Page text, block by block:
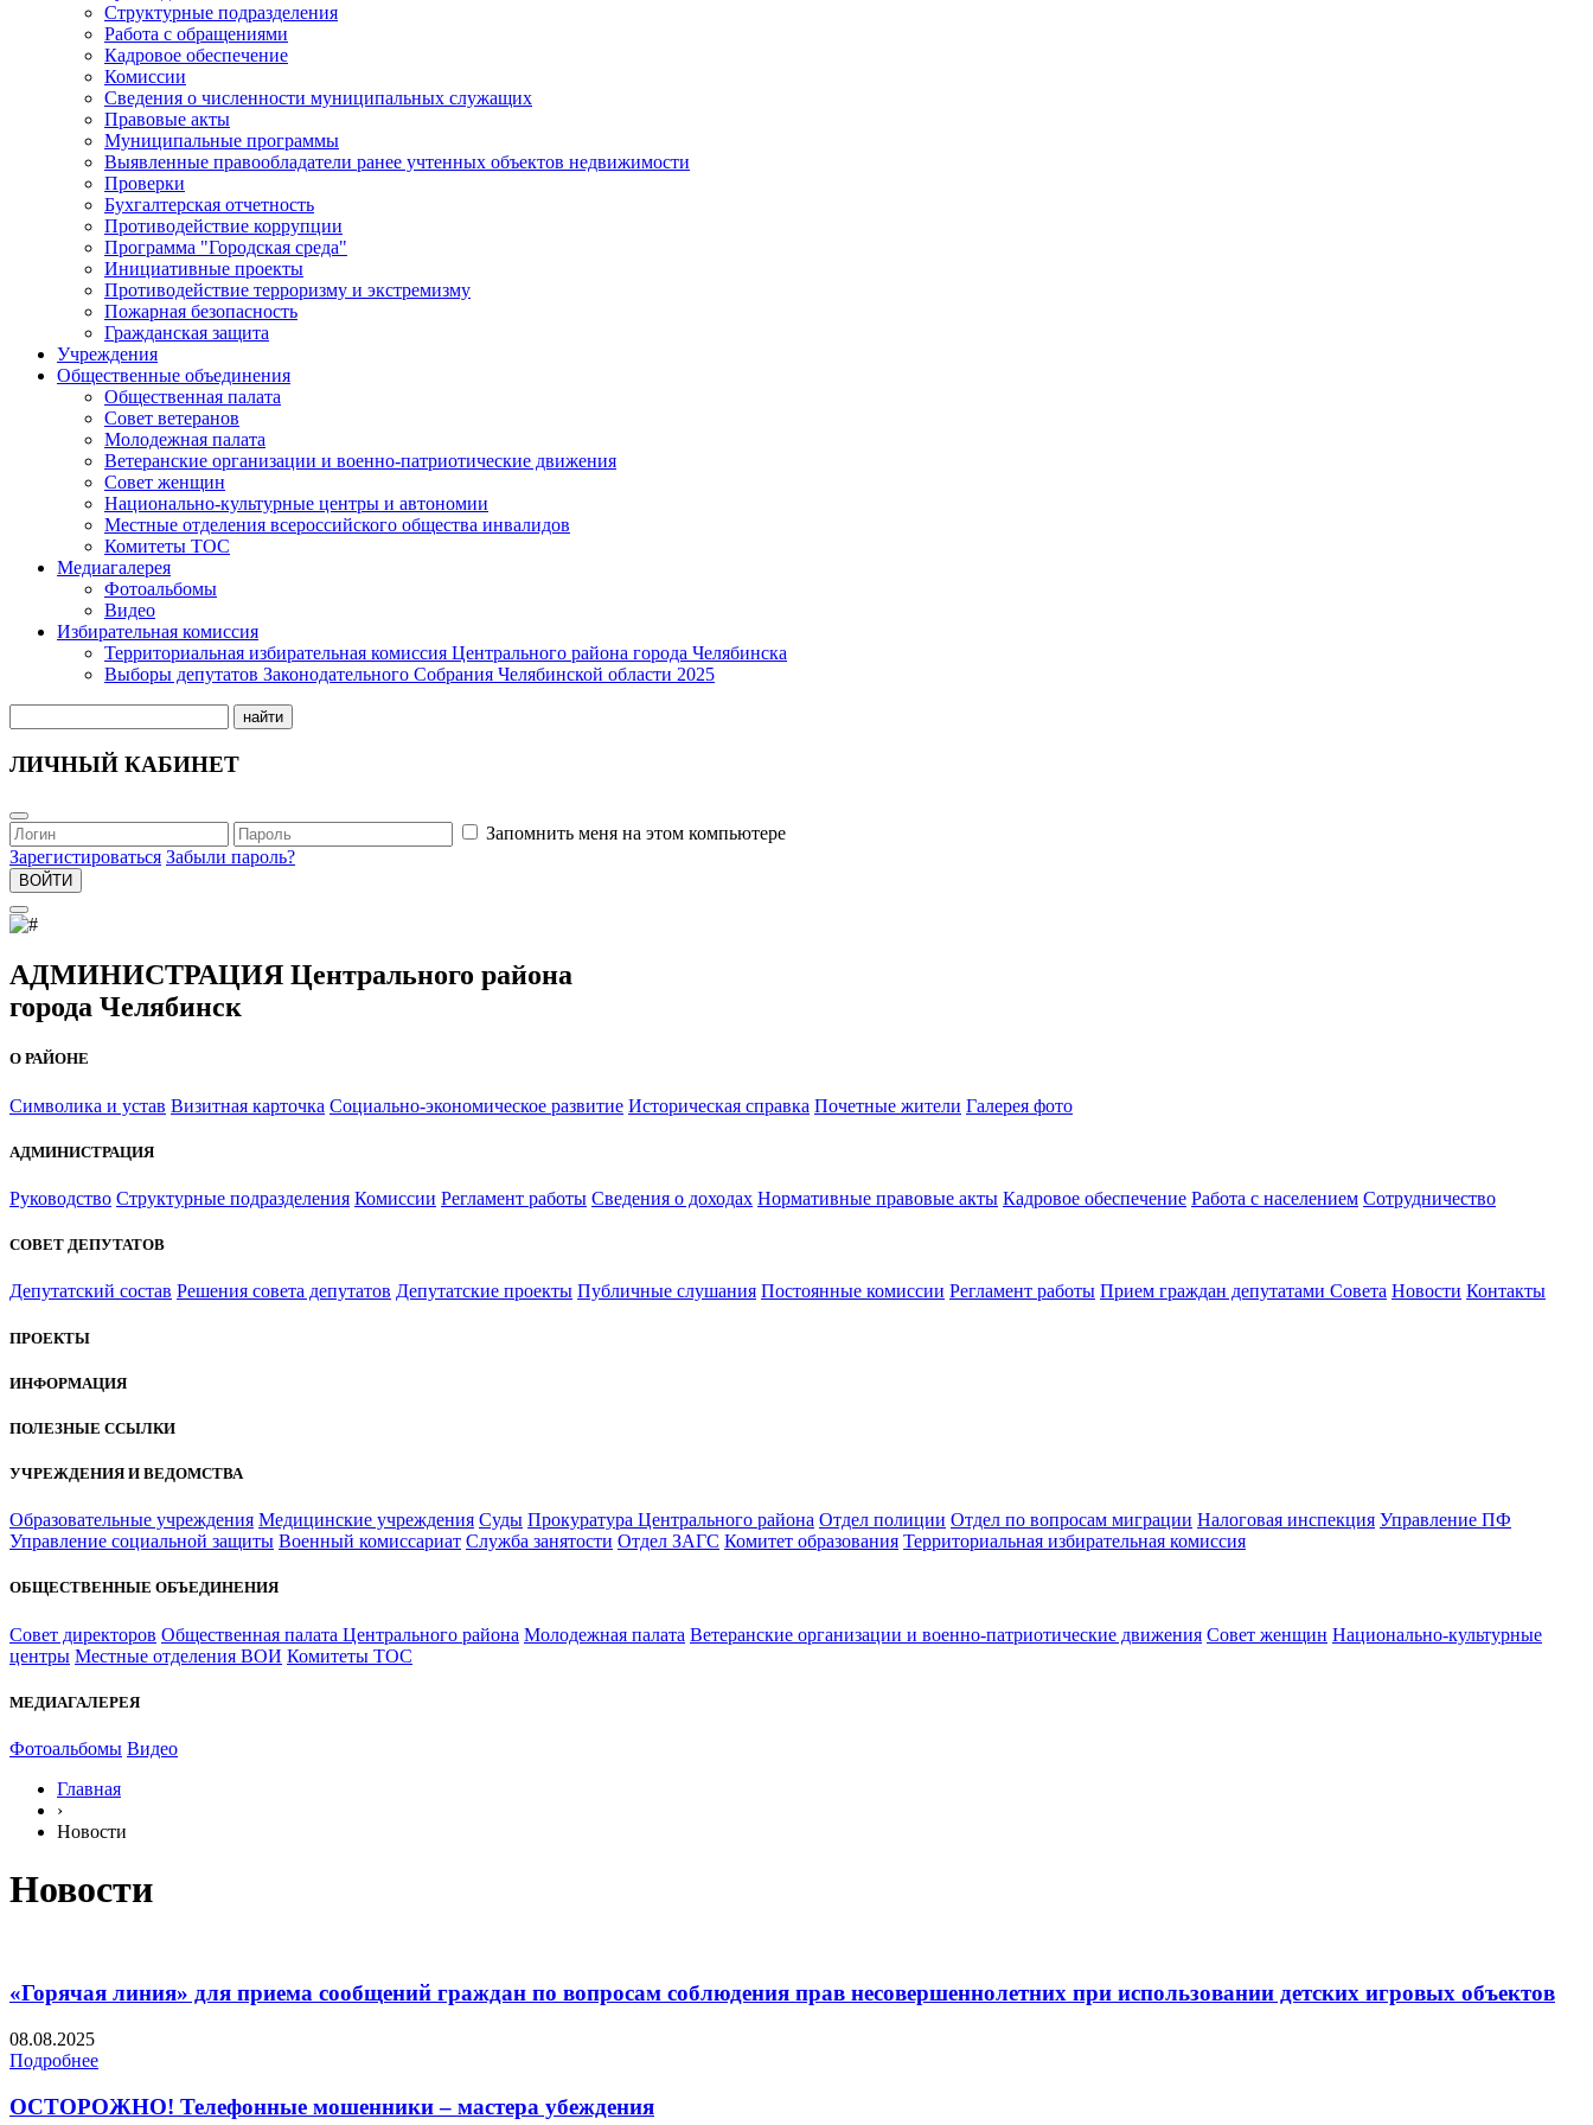
Структурные подразделения
Работа с обращениями
Кадровое обеспечение
Комиссии
Сведения о численности муниципальных служащих
Правовые акты
Муниципальные программы
Выявленные правообладатели ранее учтенных объектов недвижимости
Проверки
Бухгалтерская отчетность
Противодействие коррупции
Программа "Городская среда"
Инициативные проекты
Противодействие терроризму и экстремизму
Пожарная безопасность
Гражданская защита
Учреждения
Общественные объединения
Общественная палата
Совет ветеранов
Молодежная палата
Ветеранские организации и военно-патриотические движения
Совет женщин
Национально-культурные центры и автономии
Местные отделения всероссийского общества инвалидов
Комитеты ТОС
Медиагалерея
Фотоальбомы
Видео
Избирательная комиссия
Территориальная избирательная комиссия Центрального района города Челябинска
Выборы депутатов Законодательного Собрания Челябинской области 2025
найти
ЛИЧНЫЙ КАБИНЕТ
Запомнить меня на этом компьютере
Зарегистироваться Забыли пароль?
ВОЙТИ
АДМИНИСТРАЦИЯ Центрального района
города Челябинск
О РАЙОНЕ
Символика и устав Визитная карточка Социально-экономическое развитие Историческая справка Почетные жители Галерея фото
АДМИНИСТРАЦИЯ
Руководство Структурные подразделения Комиссии Регламент работы Сведения о доходах Нормативные правовые акты Кадровое обеспечение Работа с населением Сотрудничество
СОВЕТ ДЕПУТАТОВ
Депутатский состав Решения совета депутатов Депутатские проекты Публичные слушания Постоянные комиссии Регламент работы Прием граждан депутатами Совета Новости Контакты
ПРОЕКТЫ
ИНФОРМАЦИЯ
ПОЛЕЗНЫЕ ССЫЛКИ
УЧРЕЖДЕНИЯ И ВЕДОМСТВА
Образовательные учреждения Медицинские учреждения Суды Прокуратура Центрального района Отдел полиции Отдел по вопросам миграции Налоговая инспекция Управление ПФ
Управление социальной защиты Военный комиссариат Служба занятости Отдел ЗАГС Комитет образования Территориальная избирательная комиссия
ОБЩЕСТВЕННЫЕ ОБЪЕДИНЕНИЯ
Совет директоров Общественная палата Центрального района Молодежная палата Ветеранские организации и военно-патриотические движения Совет женщин Национально-культурные
центры Местные отделения ВОИ Комитеты ТОС
МЕДИАГАЛЕРЕЯ
Фотоальбомы Видео
Главная
›
Новости
Новости
«Горячая линия» для приема сообщений граждан по вопросам соблюдения прав несовершеннолетних при использовании детских игровых объектов
08.08.2025
Подробнее
ОСТОРОЖНО! Телефонные мошенники – мастера убеждения